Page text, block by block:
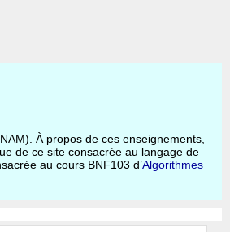
À propos de ces enseignements,
de ce site consacrée au langage de
au cours BNF103 d’Algorithmes